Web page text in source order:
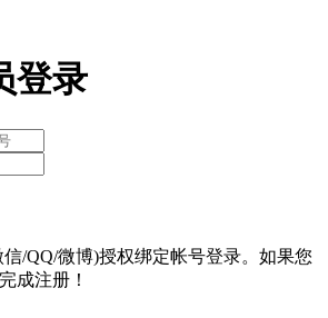
登录
/QQ/微博)授权绑定帐号登录。如果您
成注册！